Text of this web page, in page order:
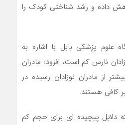
داده و رشد شناختی کودک را
علوم پزشکی بابل با اشاره به
نارس کم است، افزود: مادران
8/2 برابر بیشتر از مادران نوزادان رسیده در
کافی هستند.
که دلایل پیچیده ای برای حجم کم